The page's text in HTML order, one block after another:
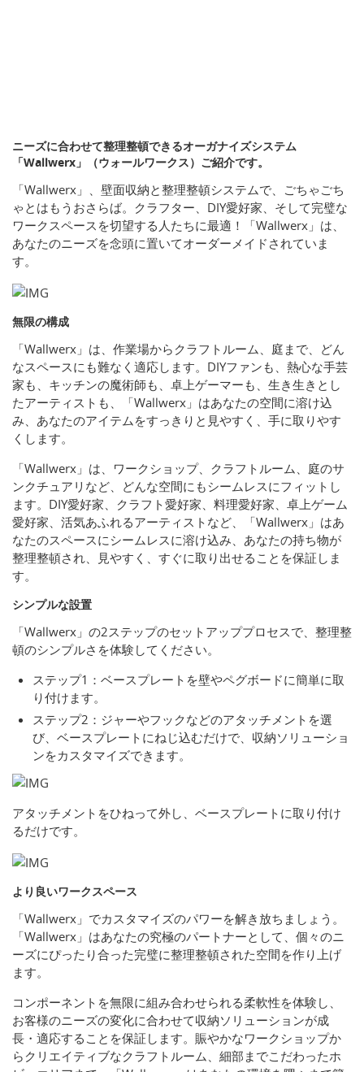
ニーズに合わせて整理整頓できるオーガナイズシステム
「Wallwerx」（ウォールワークス）ご紹介です。
「Wallwerx」、壁面収納と整理整頓システムで、ごちゃごち
ゃとはもうおさらば。クラフター、DIY愛好家、そして完璧な
ワークスペースを切望する人たちに最適！「Wallwerx」は、
あなたのニーズを念頭に置いてオーダーメイドされていま
す。
無限の構成
「Wallwerx」は、作業場からクラフトルーム、庭まで、どん
なスペースにも難なく適応します。DIYファンも、熱心な手芸
家も、キッチンの魔術師も、卓上ゲーマーも、生き生きとし
たアーティストも、「Wallwerx」はあなたの空間に溶け込
み、あなたのアイテムをすっきりと見やすく、手に取りやす
くします。
「Wallwerx」は、ワークショップ、クラフトルーム、庭のサ
ンクチュアリなど、どんな空間にもシームレスにフィットし
ます。DIY愛好家、クラフト愛好家、料理愛好家、卓上ゲーム
愛好家、活気あふれるアーティストなど、「Wallwerx」はあ
なたのスペースにシームレスに溶け込み、あなたの持ち物が
整理整頓され、見やすく、すぐに取り出せることを保証しま
す。
シンプルな設置
「Wallwerx」の2ステップのセットアッププロセスで、整理整
頓のシンプルさを体験してください。
ステップ1：ベースプレートを壁やペグボードに簡単に取
り付けます。
ステップ2：ジャーやフックなどのアタッチメントを選
び、ベースプレートにねじ込むだけで、収納ソリューショ
ンをカスタマイズできます。
アタッチメントをひねって外し、ベースプレートに取り付け
るだけです。
より良いワークスペース
「Wallwerx」でカスタマイズのパワーを解き放ちましょう。
「Wallwerx」はあなたの究極のパートナーとして、個々のニ
ーズにぴったり合った完璧に整理整頓された空間を作り上げ
ます。
コンポーネントを無限に組み合わせられる柔軟性を体験し、
お客様のニーズの変化に合わせて収納ソリューションが成
長・適応することを保証します。賑やかなワークショップか
らクリエイティブなクラフトルーム、細部までこだわったホ